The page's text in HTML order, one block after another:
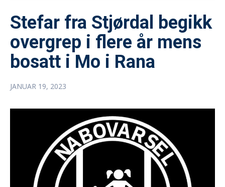
Stefar fra Stjørdal begikk
overgrep i flere år mens
bosatt i Mo i Rana
JANUAR 19, 2023